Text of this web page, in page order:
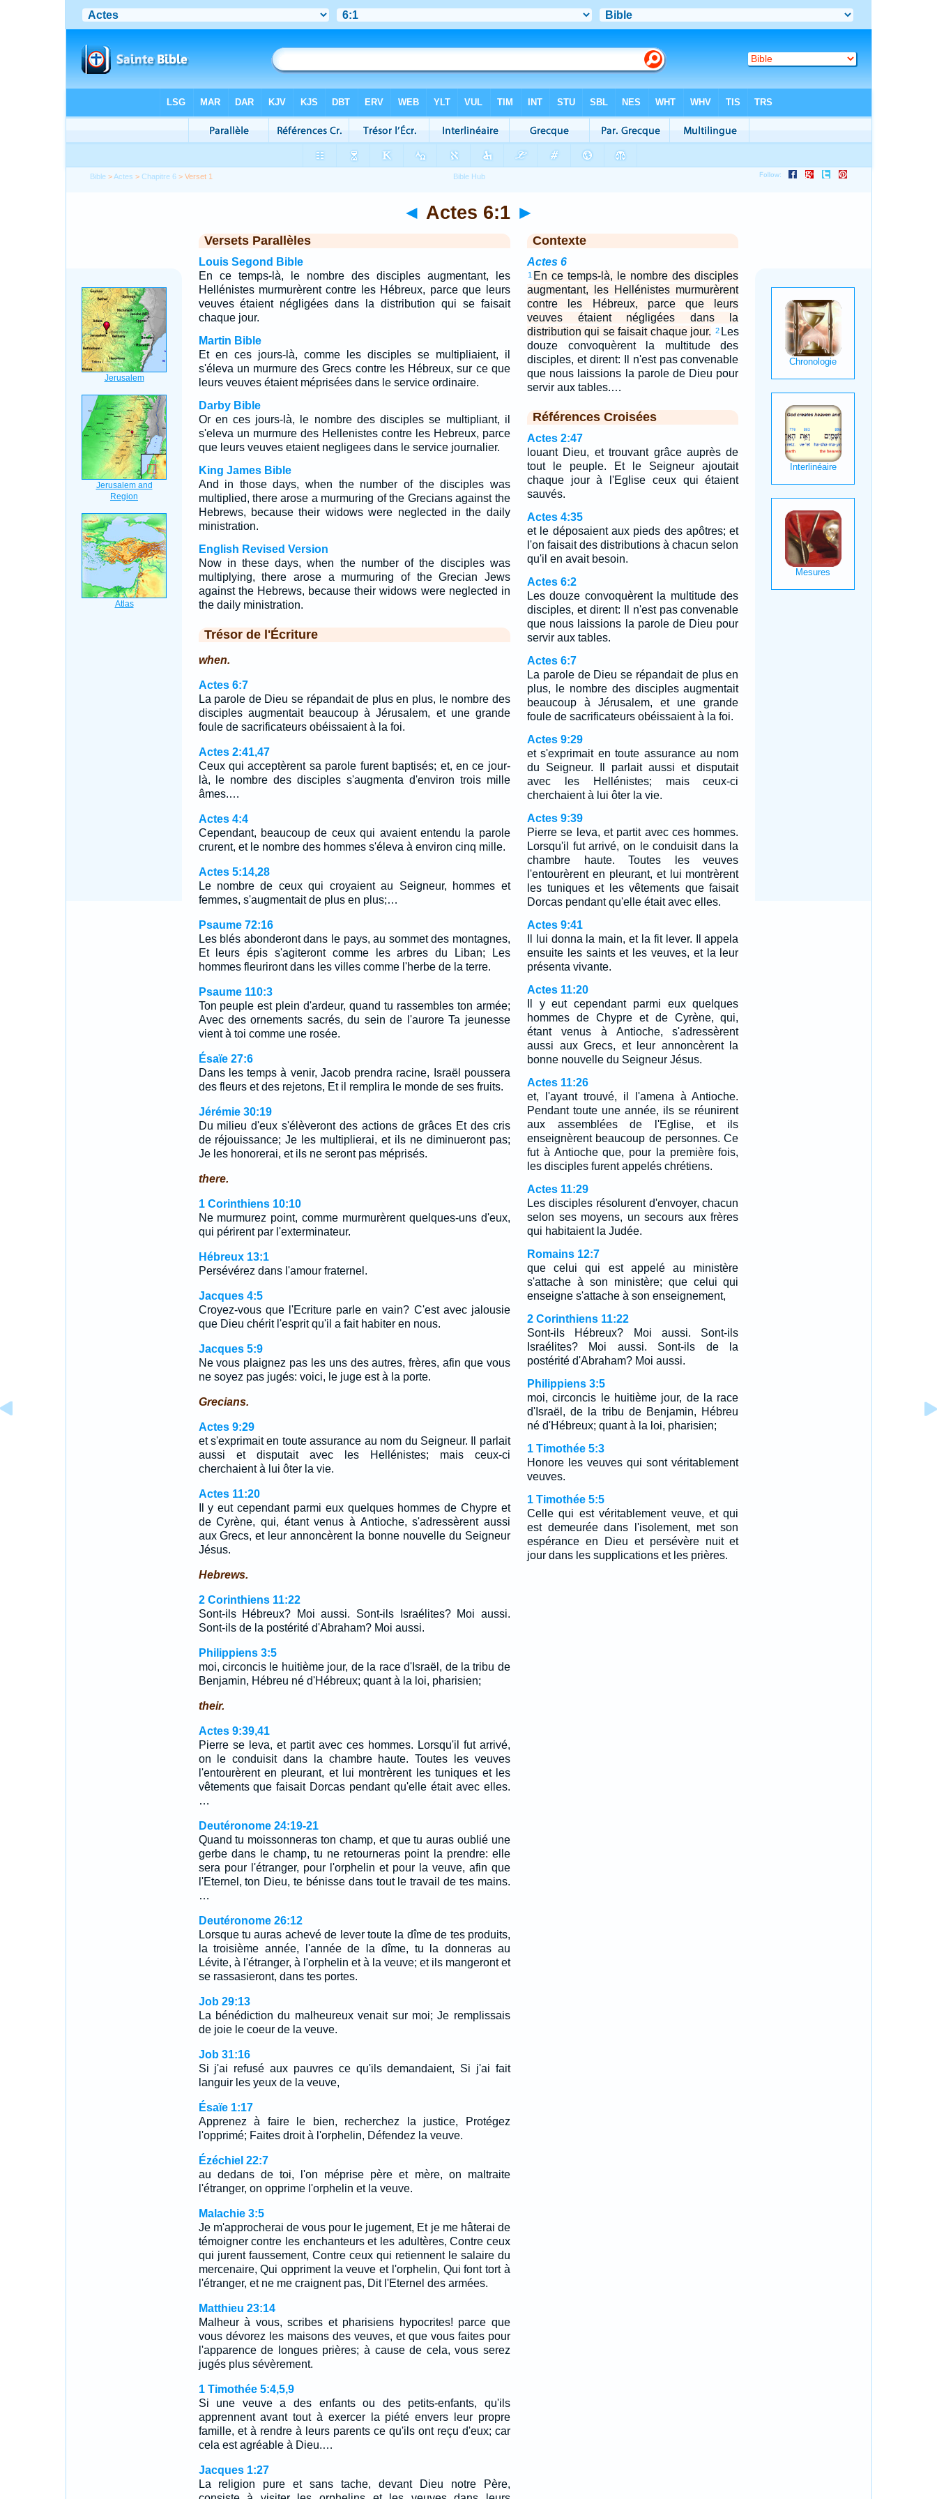
Bible >Actes >Chapitre 6 > Verset 1
◄ Actes 6:1 ►
Versets Parallèles
Louis Segond Bible
En ce temps-là, le nombre des disciples augmentant, les
Hellénistes murmurèrent contre les Hébreux, parce que leurs
veuves étaient négligées dans la distribution qui se faisait
chaque jour.
Martin Bible
Et en ces jours-là, comme les disciples se multipliaient, il
s'éleva un murmure des Grecs contre les Hébreux, sur ce que
leurs veuves étaient méprisées dans le service ordinaire.
Darby Bible
Or en ces jours-là, le nombre des disciples se multipliant, il
s'eleva un murmure des Hellenistes contre les Hebreux, parce
que leurs veuves etaient negligees dans le service journalier.
King James Bible
And in those days, when the number of the disciples was
multiplied, there arose a murmuring of the Grecians against the
Hebrews, because their widows were neglected in the daily
ministration.
English Revised Version
Now in these days, when the number of the disciples was
multiplying, there arose a murmuring of the Grecian Jews
against the Hebrews, because their widows were neglected in
the daily ministration.
Trésor de l'Écriture
when.
Actes 6:7
La parole de Dieu se répandait de plus en plus, le nombre des
disciples augmentait beaucoup à Jérusalem, et une grande
foule de sacrificateurs obéissaient à la foi.
Actes 2:41,47
Ceux qui acceptèrent sa parole furent baptisés; et, en ce jour-
là, le nombre des disciples s'augmenta d'environ trois mille
âmes.…
Actes 4:4
Cependant, beaucoup de ceux qui avaient entendu la parole
crurent, et le nombre des hommes s'éleva à environ cinq mille.
Actes 5:14,28
Le nombre de ceux qui croyaient au Seigneur, hommes et
femmes, s'augmentait de plus en plus;…
Psaume 72:16
Les blés abonderont dans le pays, au sommet des montagnes,
Et leurs épis s'agiteront comme les arbres du Liban; Les
hommes fleuriront dans les villes comme l'herbe de la terre.
Psaume 110:3
Ton peuple est plein d'ardeur, quand tu rassembles ton armée;
Avec des ornements sacrés, du sein de l'aurore Ta jeunesse
vient à toi comme une rosée.
Ésaïe 27:6
Dans les temps à venir, Jacob prendra racine, Israël poussera
des fleurs et des rejetons, Et il remplira le monde de ses fruits.
Jérémie 30:19
Du milieu d'eux s'élèveront des actions de grâces Et des cris
de réjouissance; Je les multiplierai, et ils ne diminueront pas;
Je les honorerai, et ils ne seront pas méprisés.
there.
1 Corinthiens 10:10
Ne murmurez point, comme murmurèrent quelques-uns d'eux,
qui périrent par l'exterminateur.
Hébreux 13:1
Persévérez dans l'amour fraternel.
Jacques 4:5
Croyez-vous que l'Ecriture parle en vain? C'est avec jalousie
que Dieu chérit l'esprit qu'il a fait habiter en nous.
Jacques 5:9
Ne vous plaignez pas les uns des autres, frères, afin que vous
ne soyez pas jugés: voici, le juge est à la porte.
Grecians.
Actes 9:29
et s'exprimait en toute assurance au nom du Seigneur. Il parlait
aussi et disputait avec les Hellénistes; mais ceux-ci
cherchaient à lui ôter la vie.
Actes 11:20
Il y eut cependant parmi eux quelques hommes de Chypre et
de Cyrène, qui, étant venus à Antioche, s'adressèrent aussi
aux Grecs, et leur annoncèrent la bonne nouvelle du Seigneur
Jésus.
Hebrews.
2 Corinthiens 11:22
Sont-ils Hébreux? Moi aussi. Sont-ils Israélites? Moi aussi.
Sont-ils de la postérité d'Abraham? Moi aussi.
Philippiens 3:5
moi, circoncis le huitième jour, de la race d'Israël, de la tribu de
Benjamin, Hébreu né d'Hébreux; quant à la loi, pharisien;
their.
Actes 9:39,41
Pierre se leva, et partit avec ces hommes. Lorsqu'il fut arrivé,
on le conduisit dans la chambre haute. Toutes les veuves
l'entourèrent en pleurant, et lui montrèrent les tuniques et les
vêtements que faisait Dorcas pendant qu'elle était avec elles.
…
Deutéronome 24:19-21
Quand tu moissonneras ton champ, et que tu auras oublié une
gerbe dans le champ, tu ne retourneras point la prendre: elle
sera pour l'étranger, pour l'orphelin et pour la veuve, afin que
l'Eternel, ton Dieu, te bénisse dans tout le travail de tes mains.
…
Deutéronome 26:12
Lorsque tu auras achevé de lever toute la dîme de tes produits,
la troisième année, l'année de la dîme, tu la donneras au
Lévite, à l'étranger, à l'orphelin et à la veuve; et ils mangeront et
se rassasieront, dans tes portes.
Job 29:13
La bénédiction du malheureux venait sur moi; Je remplissais
de joie le coeur de la veuve.
Job 31:16
Si j'ai refusé aux pauvres ce qu'ils demandaient, Si j'ai fait
languir les yeux de la veuve,
Ésaïe 1:17
Apprenez à faire le bien, recherchez la justice, Protégez
l'opprimé; Faites droit à l'orphelin, Défendez la veuve.
Ézéchiel 22:7
au dedans de toi, l'on méprise père et mère, on maltraite
l'étranger, on opprime l'orphelin et la veuve.
Malachie 3:5
Je m'approcherai de vous pour le jugement, Et je me hâterai de
témoigner contre les enchanteurs et les adultères, Contre ceux
qui jurent faussement, Contre ceux qui retiennent le salaire du
mercenaire, Qui oppriment la veuve et l'orphelin, Qui font tort à
l'étranger, et ne me craignent pas, Dit l'Eternel des armées.
Matthieu 23:14
Malheur à vous, scribes et pharisiens hypocrites! parce que
vous dévorez les maisons des veuves, et que vous faites pour
l'apparence de longues prières; à cause de cela, vous serez
jugés plus sévèrement.
1 Timothée 5:4,5,9
Si une veuve a des enfants ou des petits-enfants, qu'ils
apprennent avant tout à exercer la piété envers leur propre
famille, et à rendre à leurs parents ce qu'ils ont reçu d'eux; car
cela est agréable à Dieu.…
Jacques 1:27
La religion pure et sans tache, devant Dieu notre Père,
Contexte
Actes 6
1 En ce temps-là, le nombre des disciples
augmentant, les Hellénistes murmurèrent
contre les Hébreux, parce que leurs
veuves étaient négligées dans la
distribution qui se faisait chaque jour. 2 Les
douze convoquèrent la multitude des
disciples, et dirent: Il n'est pas convenable
que nous laissions la parole de Dieu pour
servir aux tables.…
Références Croisées
Actes 2:47
louant Dieu, et trouvant grâce auprès de
tout le peuple. Et le Seigneur ajoutait
chaque jour à l'Eglise ceux qui étaient
sauvés.
Actes 4:35
et le déposaient aux pieds des apôtres; et
l'on faisait des distributions à chacun selon
qu'il en avait besoin.
Actes 6:2
Les douze convoquèrent la multitude des
disciples, et dirent: Il n'est pas convenable
que nous laissions la parole de Dieu pour
servir aux tables.
Actes 6:7
La parole de Dieu se répandait de plus en
plus, le nombre des disciples augmentait
beaucoup à Jérusalem, et une grande
foule de sacrificateurs obéissaient à la foi.
Actes 9:29
et s'exprimait en toute assurance au nom
du Seigneur. Il parlait aussi et disputait
avec les Hellénistes; mais ceux-ci
cherchaient à lui ôter la vie.
Actes 9:39
Pierre se leva, et partit avec ces hommes.
Lorsqu'il fut arrivé, on le conduisit dans la
chambre haute. Toutes les veuves
l'entourèrent en pleurant, et lui montrèrent
les tuniques et les vêtements que faisait
Dorcas pendant qu'elle était avec elles.
Actes 9:41
Il lui donna la main, et la fit lever. Il appela
ensuite les saints et les veuves, et la leur
présenta vivante.
Actes 11:20
Il y eut cependant parmi eux quelques
hommes de Chypre et de Cyrène, qui,
étant venus à Antioche, s'adressèrent
aussi aux Grecs, et leur annoncèrent la
bonne nouvelle du Seigneur Jésus.
Actes 11:26
et, l'ayant trouvé, il l'amena à Antioche.
Pendant toute une année, ils se réunirent
aux assemblées de l'Eglise, et ils
enseignèrent beaucoup de personnes. Ce
fut à Antioche que, pour la première fois,
les disciples furent appelés chrétiens.
Actes 11:29
Les disciples résolurent d'envoyer, chacun
selon ses moyens, un secours aux frères
qui habitaient la Judée.
Romains 12:7
que celui qui est appelé au ministère
s'attache à son ministère; que celui qui
enseigne s'attache à son enseignement,
2 Corinthiens 11:22
Sont-ils Hébreux? Moi aussi. Sont-ils
Israélites? Moi aussi. Sont-ils de la
postérité d'Abraham? Moi aussi.
Philippiens 3:5
moi, circoncis le huitième jour, de la race
d'Israël, de la tribu de Benjamin, Hébreu
né d'Hébreux; quant à la loi, pharisien;
1 Timothée 5:3
Honore les veuves qui sont véritablement
veuves.
1 Timothée 5:5
Celle qui est véritablement veuve, et qui
est demeurée dans l'isolement, met son
espérance en Dieu et persévère nuit et
jour dans les supplications et les prières.